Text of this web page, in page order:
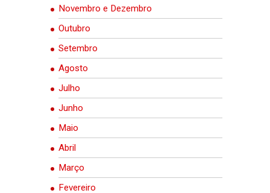
Novembro e Dezembro
Outubro
Setembro
Agosto
Julho
Junho
Maio
Abril
Março
Fevereiro